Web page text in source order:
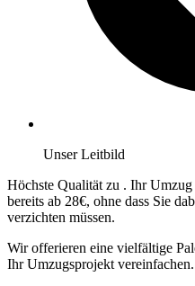
Unser Leitbild
Höchste Qualität zu . Ihr Umzug
bereits ab 28€, ohne dass Sie
verzichten müssen.
Wir offerieren eine vielfältige
Ihr Umzugsprojekt vereinfachen.